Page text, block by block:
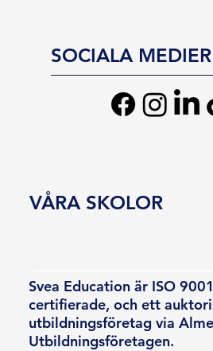
SOCIALA MEDIER
Svea Education är ISO
certifierade, och ett
utbildningsföretag via
Utbildningsföretagen.
VÅRA SKOLOR